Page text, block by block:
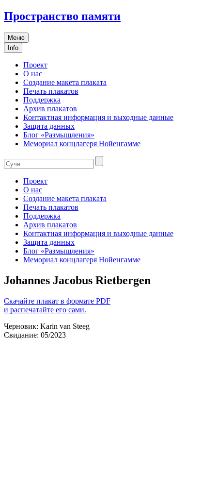
Пространство памяти
Меню
Info
Проект
О нас
Создание макета плаката
Печать плакатов
Поддержка
Архив плакатов
Контактная информация и выходные данные
Защита данных
Блог «Размышления»
Мемориал концлагеря Нойенгамме
Проект
О нас
Создание макета плаката
Печать плакатов
Поддержка
Архив плакатов
Контактная информация и выходные данные
Защита данных
Блог «Размышления»
Мемориал концлагеря Нойенгамме
Johannes Jacobus Rietbergen
Скачайте плакат в формате PDF
и распечатайте его сами.
Черновик: Karin van Steeg
Свидание: 05/2023